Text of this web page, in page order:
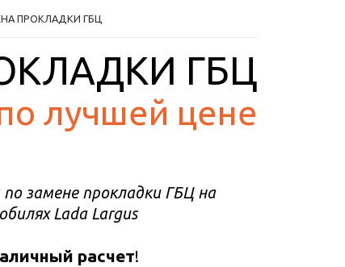
ПРОКЛАДКИ ГБЦ
ГБЦ
лучшей цене
замене прокладки ГБЦ на
Lada Largus
расчет!